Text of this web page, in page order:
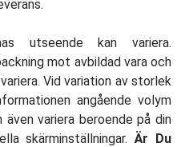
utseende kan variera.
mot avbildad vara och
Vid variation av storlek
angående volym
även variera beroende på din
skärminställningar.Är Du